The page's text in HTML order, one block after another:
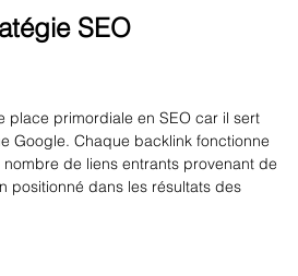
SEO
place primordiale en SEO car il sert
Google. Chaque backlink fonctionne
de liens entrants provenant de
positionné dans les résultats des